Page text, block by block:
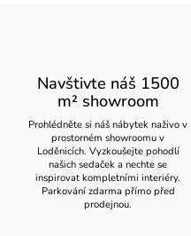
Navštivte náš 1500
m² showroom
Prohlédněte si náš nábytek naživo v
prostorném showroomu v
Loděnicích. Vyzkoušejte pohodlí
našich sedaček a nechte se
inspirovat kompletními interiéry.
Parkování zdarma přímo před
prodejnou.